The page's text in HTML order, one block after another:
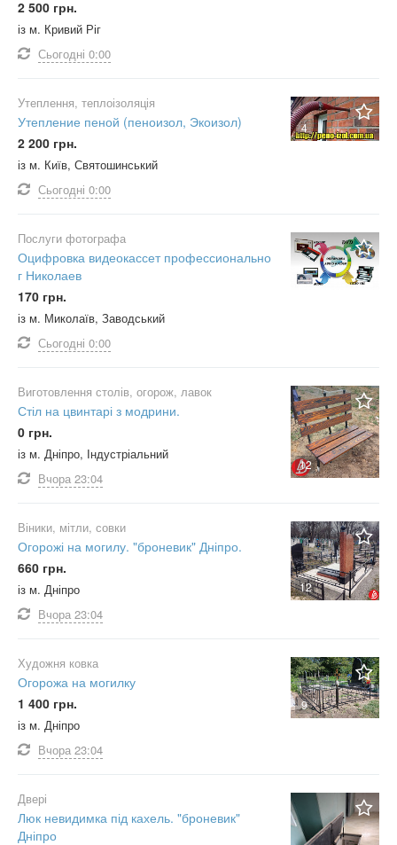
2 500 грн.
із м. Кривий Ріг
Сьогодні 0:00
4
Утеплення, теплоізоляція
Утепление пеной (пеноизол, Экоизол)
2 200 грн.
із м. Київ, Святошинський
Сьогодні 0:00
Послуги фотографа
Оцифровка видеокассет профессионально
г Николаев
170 грн.
із м. Миколаїв, Заводський
Сьогодні 0:00
12
Виготовлення столів, огорож, лавок
Стіл на цвинтарі з модрини.
0 грн.
із м. Дніпро, Індустріальний
Вчора 23:04
12
Віники, мітли, совки
Огорожі на могилу. "броневик" Дніпро.
660 грн.
із м. Дніпро
Вчора 23:04
9
Художня ковка
Огорожа на могилку
1 400 грн.
із м. Дніпро
Вчора 23:04
Двері
Люк невидимка під кахель. "броневик"
Дніпро